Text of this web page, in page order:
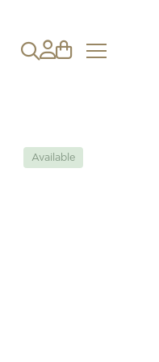
Available